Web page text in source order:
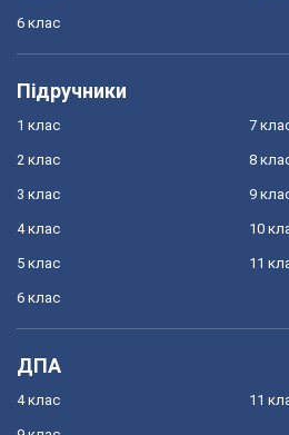
6 клас
Підручники
1 клас
2 клас
3 клас
4 клас
5 клас
6 клас
7
8
9
10
11
ДПА
4 клас 11